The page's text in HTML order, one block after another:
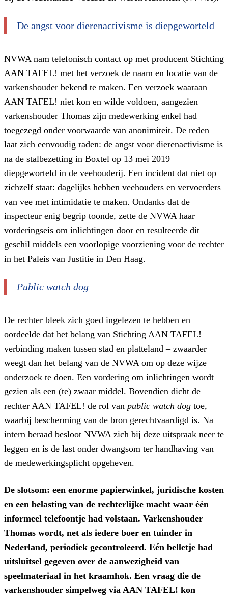
De angst voor dierenactivisme is diepgeworteld
NVWA nam telefonisch contact op met producent Stichting
AAN TAFEL! met het verzoek de naam en locatie van de
varkenshouder bekend te maken. Een verzoek waaraan
AAN TAFEL! niet kon en wilde voldoen, aangezien
varkenshouder Thomas zijn medewerking enkel had
toegezegd onder voorwaarde van anonimiteit. De reden
laat zich eenvoudig raden: de angst voor dierenactivisme is
na de stalbezetting in Boxtel op 13 mei 2019
diepgeworteld in de veehouderij. Een incident dat niet op
zichzelf staat: dagelijks hebben veehouders en vervoerders
van vee met intimidatie te maken. Ondanks dat de
inspecteur enig begrip toonde, zette de NVWA haar
vorderingseis om inlichtingen door en resulteerde dit
geschil middels een voorlopige voorziening voor de rechter
in het Paleis van Justitie in Den Haag.
Public watch dog
De rechter bleek zich goed ingelezen te hebben en
oordeelde dat het belang van Stichting AAN TAFEL! –
verbinding maken tussen stad en platteland – zwaarder
weegt dan het belang van de NVWA om op deze wijze
onderzoek te doen. Een vordering om inlichtingen wordt
gezien als een (te) zwaar middel. Bovendien dicht de
rechter AAN TAFEL! de rol van public watch dog toe,
waarbij bescherming van de bron gerechtvaardigd is. Na
intern beraad besloot NVWA zich bij deze uitspraak neer te
leggen en is de last onder dwangsom ter handhaving van
de medewerkingsplicht opgeheven.
De slotsom: een enorme papierwinkel, juridische kosten
en een belasting van de rechterlijke macht waar één
informeel telefoontje had volstaan. Varkenshouder
Thomas wordt, net als iedere boer en tuinder in
Nederland, periodiek gecontroleerd. Eén belletje had
uitsluitsel gegeven over de aanwezigheid van
speelmateriaal in het kraamhok. Een vraag die de
varkenshouder simpelweg via AAN TAFEL! kon